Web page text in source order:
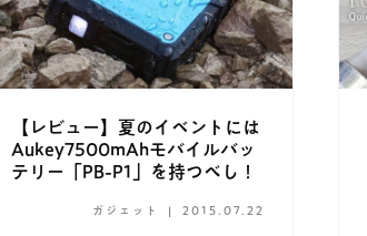
【レビュー】夏のイベントには
Aukey7500mAhモバイルバッ
テリー「PB-P1」を持つべし！
ガジェット 2015.07.22